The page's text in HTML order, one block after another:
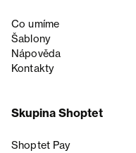
Co umíme
Šablony
Nápověda
Kontakty
Skupina Shoptet
Shoptet Pay